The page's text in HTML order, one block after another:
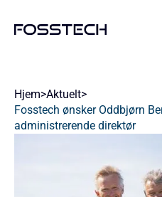
Hjem>Aktuelt>
Fosstech ønsker Oddbjørn
administrerende direktør